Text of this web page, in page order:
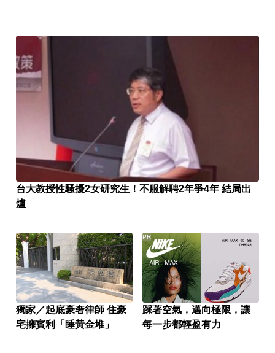
台大教授性騷擾2女研究生！不服解聘2年爭4年 結局出
爐
獨家／起底豪奢律師 住豪
宅擁賓利「睡黃金堆」
踩著空氣，邁向極限，讓
每一步都輕盈有力
PR